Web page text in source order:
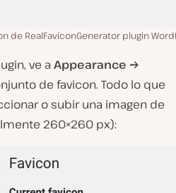
de RealFaviconGenerator plugin
ve a Appearance →
de favicon. Todo lo que
o subir una imagen de
260×260 px):